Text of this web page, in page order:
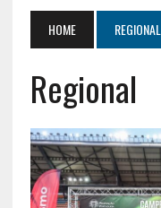
HOME REGIONAL
Regional